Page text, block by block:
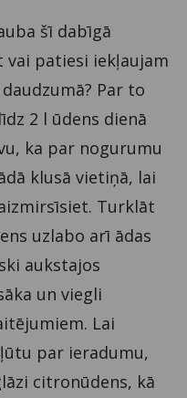
šī dabīgā
patiesi iekļaujam
Par to
2 l ūdens dienā
ka par nogurumu
klusā vietiņā, lai
Turklāt
uzlabo arī ādas
aukstajos
un viegli
Lai
par ieradumu,
citronūdens, kā